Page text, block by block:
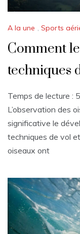
A la une , Sports
Comment
techniques
Temps de lecture : 5
L’observation des
significative le
techniques de vol
oiseaux ont